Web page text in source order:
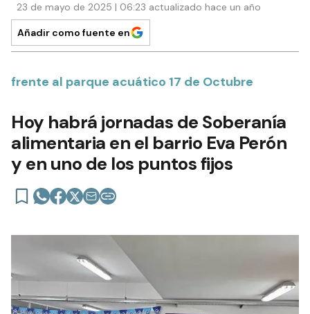
23 de mayo de 2025 | 06:23 actualizado hace un año
Añadir como fuente en
frente al parque acuático 17 de Octubre
Hoy habrá jornadas de Soberanía
alimentaria en el barrio Eva Perón
y en uno de los puntos fijos